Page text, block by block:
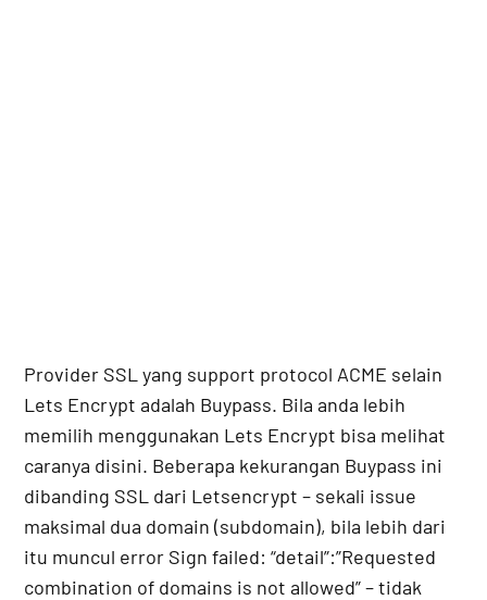
Provider SSL yang support protocol ACME selain
Lets Encrypt adalah Buypass. Bila anda lebih
memilih menggunakan Lets Encrypt bisa melihat
caranya disini. Beberapa kekurangan Buypass ini
dibanding SSL dari Letsencrypt – sekali issue
maksimal dua domain (subdomain), bila lebih dari
itu muncul error Sign failed: “detail”:”Requested
combination of domains is not allowed” – tidak